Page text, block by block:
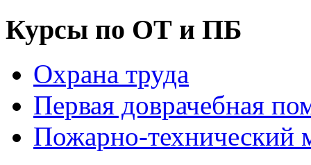
Курсы по ОТ и ПБ
Охрана труда
Первая доврачебная
Пожарно-технический